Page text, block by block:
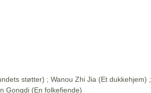
støtter) ; Wanou Zhi Jia (Et dukkehjem) ;
Gongdi (En folkefiende)